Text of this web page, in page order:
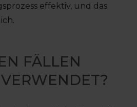
effektiv, und das
FÄLLEN